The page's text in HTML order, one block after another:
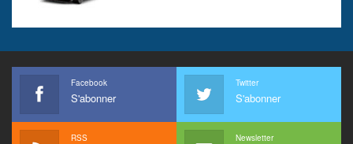
Facebook
S'abonner
Twitter
S'abonner
RSS Newsletter